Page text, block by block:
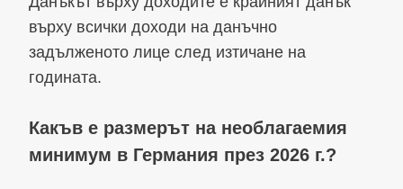
върху всички доходи на данъчно
задълженото лице след изтичане на
годината.
Какъв е размерът на необлагаемия
минимум в Германия през 2026 г.?